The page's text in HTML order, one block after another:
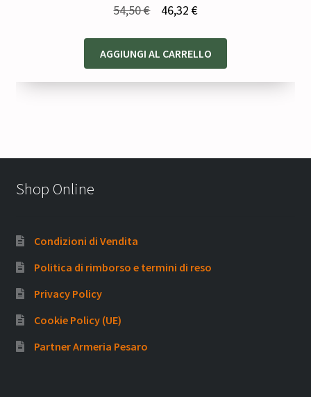
54,50€
originale
era:
46,32 €Il
attuale
è:
AGGIUNGI AL CARRELLO
Shop Online
Condizioni di Vendita
Politica di rimborso e termini di reso
Privacy Policy
Cookie Policy (UE)
Partner Armeria Pesaro